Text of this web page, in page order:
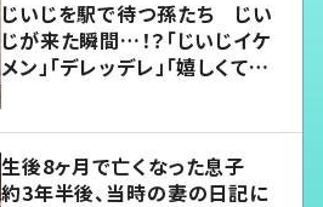
じいじを駅で待つ孫たち じい
じが来た瞬間…！？「じいじイケ
メン」「デレッデレ」「嬉しくて可
生後8ヶ月で亡くなった息子
約3年半後、当時の妻の日記に